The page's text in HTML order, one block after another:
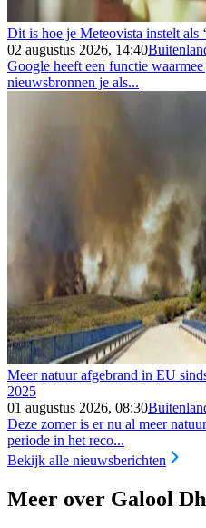
Dit is hoe je Meteovista instelt als
02 augustus 2026, 14:40
Google heeft een functie
nieuwsbronnen je als...
Meer natuur afgebrand in EU
2025
01 augustus 2026, 08:30
Deze zomer is er nu al meer
periode in het reco...
Bekijk alle nieuwsberichten
Meer over Galool